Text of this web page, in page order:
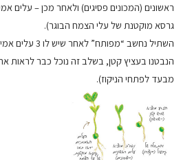
ראשונים (המכונים פסיגים) ולאחר מכן – עלים
גרסא מוקטנת של עלי הצמח הבוגר).
השתיל נחשב
הנבטנו בעציץ קטן, בשלב זה נוכל כבר לראות
מבעד לפתחי הניקוז).